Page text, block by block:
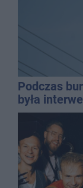
Podczas
była